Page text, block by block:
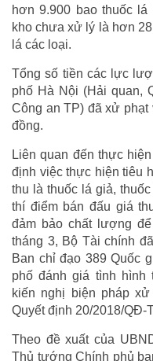
hơn 9.900 bao thuốc
kho chưa xử lý là hơn
lá các loại.
Tổng số tiền các lực
phố Hà Nội (Hải quan,
Công an TP) đã xử phạt
đồng.
Liên quan đến thực
định việc thực hiện tiêu
thu là thuốc lá giả,
thí điểm bán đấu giá
đảm bảo chất lượng
tháng 3, Bộ Tài chính
Ban chỉ đạo 389 Quốc
phố đánh giá tình hình
kiến nghị biện pháp
Quyết định 20/2018/QĐ-
Theo đề xuất của
Thủ tướng Chính phủ